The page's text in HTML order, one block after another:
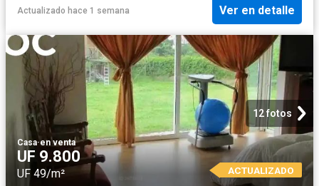
Actualizado hace 1 semana Ver en detalle
12 fotos
Casa·en venta
UF 9.800
UF 49/m² ACTUALIZADO